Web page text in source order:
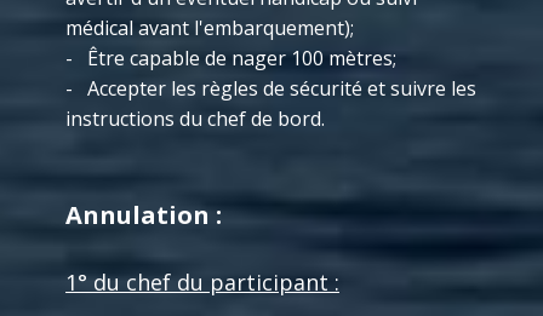
médical avant l'embarquement);
- Être capable de nager 100 mètres;
- Accepter les règles de sécurité et suivre les
instructions du chef de bord.
Annulation :
1° du chef du participant :